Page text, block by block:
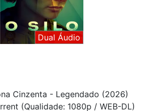
Dual Áudio
Cinzenta - Legendado (2026)
(Qualidade: 1080p / WEB-DL)